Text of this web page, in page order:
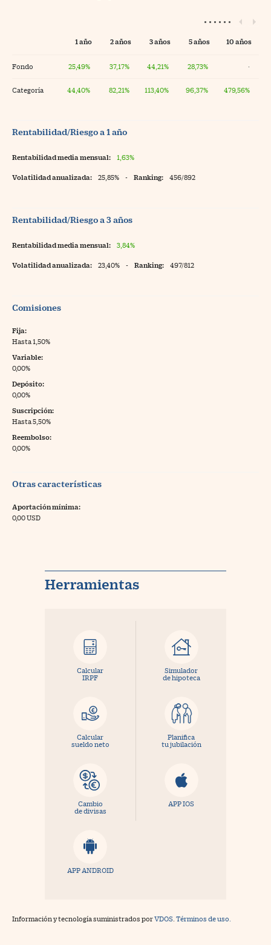
1 año 2 años 3 años 5 años 10 años
Fondo 25,49% 37,17% 44,21% 28,73% ·
Categoría 44,40% 82,21% 113,40% 96,37% 479,56%
Rentabilidad/Riesgo a 1 año
Rentabilidad media mensual: 1,63%
Volatilidad anualizada: 25,85% - Ranking: 456/892
Rentabilidad/Riesgo a 3 años
Rentabilidad media mensual: 3,84%
Volatilidad anualizada: 23,40% - Ranking: 497/812
Comisiones
Fija:
Hasta 1,50%
Variable:
0,00%
Depósito:
0,00%
Suscripción:
Hasta 5,50%
Reembolso:
0,00%
Otras características
Aportación mínima:
0,00 USD
Herramientas
Calcular
IRPF
Simulador
de hipoteca
Calcular
sueldo neto
Planifica
tu jubilación
Cambio
de divisas
APP IOS
APP ANDROID
Información y tecnología suministrados porVDOS Términos de uso.